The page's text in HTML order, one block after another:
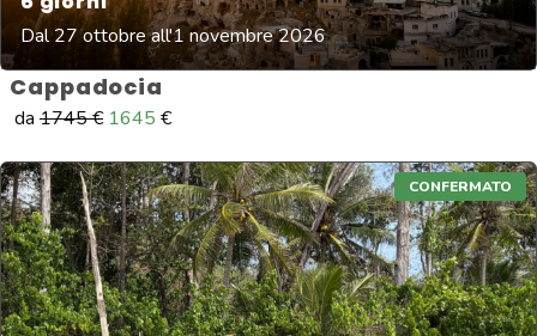
Dal 27 ottobre all'1 novembre 2026
Cappadocia
da 1745€ 1645 €
CONFERMATO